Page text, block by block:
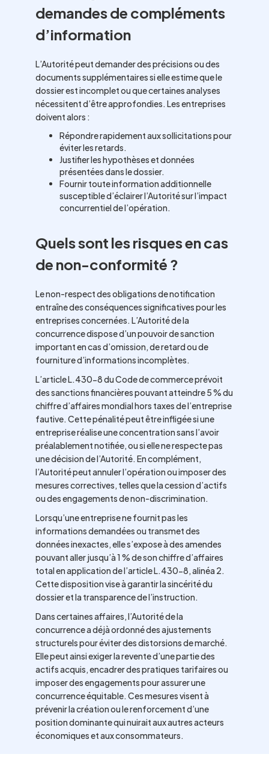
demandes de compléments
d’information
L’Autorité peut demander des précisions ou des
documents supplémentaires si elle estime que le
dossier est incomplet ou que certaines analyses
nécessitent d’être approfondies. Les entreprises
doivent alors :
Répondre rapidement aux sollicitations pour
éviter les retards.
Justifier les hypothèses et données
présentées dans le dossier.
Fournir toute information additionnelle
susceptible d’éclairer l’Autorité sur l’impact
concurrentiel de l’opération.
Quels sont les risques en cas
de non-conformité ?
Le non-respect des obligations de notification
entraîne des conséquences significatives pour les
entreprises concernées. L’Autorité de la
concurrence dispose d’un pouvoir de sanction
important en cas d’omission, de retard ou de
fourniture d’informations incomplètes.
L’article L.430-8 du Code de commerce prévoit
des sanctions financières pouvant atteindre 5 % du
chiffre d’affaires mondial hors taxes de l’entreprise
fautive. Cette pénalité peut être infligée si une
entreprise réalise une concentration sans l’avoir
préalablement notifiée, ou si elle ne respecte pas
une décision de l’Autorité. En complément,
l’Autorité peut annuler l’opération ou imposer des
mesures correctives, telles que la cession d’actifs
ou des engagements de non-discrimination.
Lorsqu’une entreprise ne fournit pas les
informations demandées ou transmet des
données inexactes, elle s’expose à des amendes
pouvant aller jusqu’à 1 % de son chiffre d’affaires
total en application de l’article L.430-8, alinéa 2.
Cette disposition vise à garantir la sincérité du
dossier et la transparence de l’instruction.
Dans certaines affaires, l’Autorité de la
concurrence a déjà ordonné des ajustements
structurels pour éviter des distorsions de marché.
Elle peut ainsi exiger la revente d’une partie des
actifs acquis, encadrer des pratiques tarifaires ou
imposer des engagements pour assurer une
concurrence équitable. Ces mesures visent à
prévenir la création ou le renforcement d’une
position dominante qui nuirait aux autres acteurs
économiques et aux consommateurs.